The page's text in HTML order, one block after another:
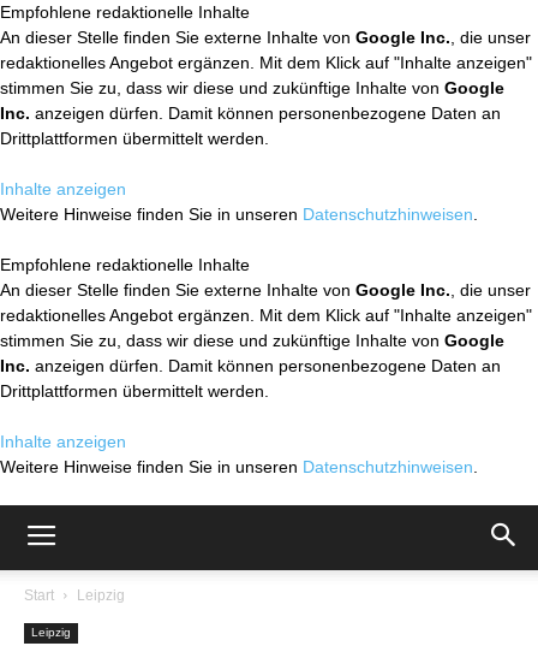
Empfohlene redaktionelle Inhalte
An dieser Stelle finden Sie externe Inhalte von Google Inc. , die unser
redaktionelles Angebot ergänzen. Mit dem Klick auf "Inhalte anzeigen"
stimmen Sie zu, dass wir diese und zukünftige Inhalte von Google
Inc. anzeigen dürfen. Damit können personenbezogene Daten an
Drittplattformen übermittelt werden.
Inhalte anzeigen
Weitere Hinweise finden Sie in unseren Datenschutzhinweisen
Empfohlene redaktionelle Inhalte
An dieser Stelle finden Sie externe Inhalte von Google Inc. , die unser
redaktionelles Angebot ergänzen. Mit dem Klick auf "Inhalte anzeigen"
stimmen Sie zu, dass wir diese und zukünftige Inhalte von Google
Inc. anzeigen dürfen. Damit können personenbezogene Daten an
Drittplattformen übermittelt werden.
Inhalte anzeigen
Weitere Hinweise finden Sie in unseren Datenschutzhinweisen
Start Leipzig
Leipzig